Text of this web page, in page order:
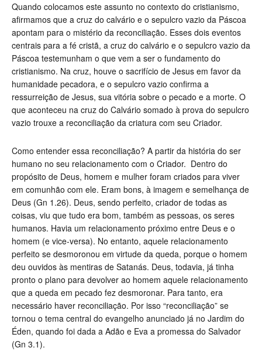
Quando colocamos este assunto no contexto do cristianismo,
afirmamos que a cruz do calvário e o sepulcro vazio da Páscoa
apontam para o mistério da reconciliação. Esses dois eventos
centrais para a fé cristã, a cruz do calvário e o sepulcro vazio da
Páscoa testemunham o que vem a ser o fundamento do
cristianismo. Na cruz, houve o sacrifício de Jesus em favor da
humanidade pecadora, e o sepulcro vazio confirma a
ressurreição de Jesus, sua vitória sobre o pecado e a morte. O
que aconteceu na cruz do Calvário somado à prova do sepulcro
vazio trouxe a reconciliação da criatura com seu Criador.
Como entender essa reconciliação? A partir da história do ser
humano no seu relacionamento com o Criador. Dentro do
propósito de Deus, homem e mulher foram criados para viver
em comunhão com ele. Eram bons, à imagem e semelhança de
Deus (Gn 1.26). Deus, sendo perfeito, criador de todas as
coisas, viu que tudo era bom, também as pessoas, os seres
humanos. Havia um relacionamento próximo entre Deus e o
homem (e vice-versa). No entanto, aquele relacionamento
perfeito se desmoronou em virtude da queda, porque o homem
deu ouvidos às mentiras de Satanás. Deus, todavia, já tinha
pronto o plano para devolver ao homem aquele relacionamento
que a queda em pecado fez desmoronar. Para tanto, era
necessário haver reconciliação. Por isso “reconciliação” se
tornou o tema central do evangelho anunciado já no Jardim do
Éden, quando foi dada a Adão e Eva a promessa do Salvador
(Gn 3.1).